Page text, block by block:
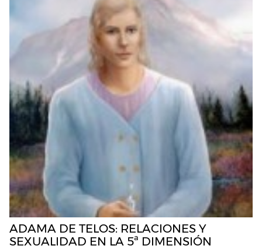
ADAMA DE TELOS: RELACIONES Y
SEXUALIDAD EN LA 5ª DIMENSIÓN